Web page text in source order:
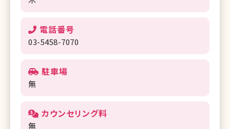
電話番号
03-5458-7070
駐車場
無
カウンセリング料
無